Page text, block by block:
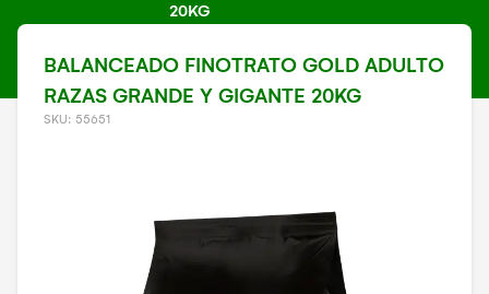
20KG
BALANCEADO FINOTRATO GOLD ADULTO
RAZAS GRANDE Y GIGANTE 20KG
SKU: 55651